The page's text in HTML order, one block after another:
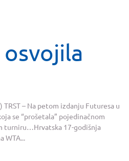
– Na petom izdanju Futuresa u
se “prošetala” pojedinačnom
turniru…Hrvatska 17-godišnja
WTA...